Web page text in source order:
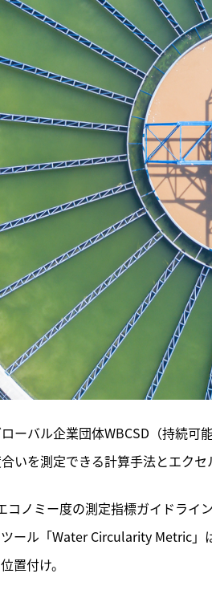
ーバル企業団体WBCSD（持続可
いを測定できる計算手法とエクセ
コノミー度の測定指標ガイドライ
ール「Water Circularity Metric
置付け。